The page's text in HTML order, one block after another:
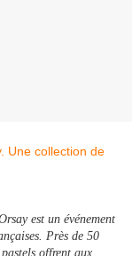
est un événement
Près de 50
offrent aux